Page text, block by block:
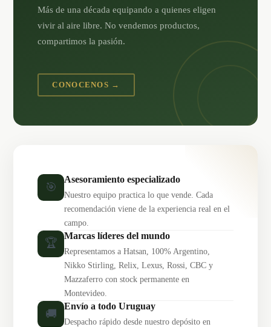
Más de una década equipando a quienes eligen
vivir al aire libre. No vendemos productos,
compartimos la pasión.
CONOCENOS →
🎯
Asesoramiento especializado
Nuestro equipo practica lo que vende. Cada
recomendación viene de la experiencia real en el
campo.
🏆
Marcas líderes del mundo
Representamos a Hatsan, 100% Argentino,
Nikko Stirling, Relix, Lexus, Rossi, CBC y
Mazzaferro con stock permanente en
Montevideo.
🚚
Envío a todo Uruguay
Despacho rápido desde nuestro depósito en